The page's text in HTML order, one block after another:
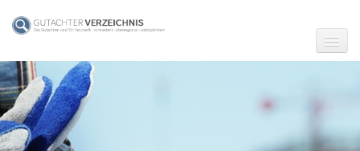
☗ Start
Gutachter in Berlin